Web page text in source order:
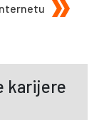
karijere